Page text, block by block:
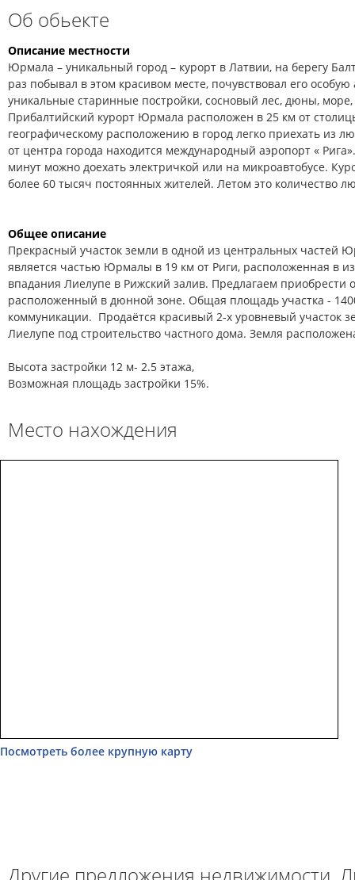
Об обьекте
Описание местности
Юрмала – уникальный город – курорт в Латвии, на берегу
раз побывал в этом красивом месте, почувствовал его
уникальные старинные постройки, сосновый лес, дюны,
Прибалтийский курорт Юрмала расположен в 25 км от
географическому расположению в город легко приехать из
от центра города находится международный аэропорт «
минут можно доехать электричкой или на микроавтобусе.
более 60 тысяч постоянных жителей. Летом это количество
Общее описание
Прекрасный участок земли в одной из центральных частей
является частью Юрмалы в 19 км от Риги, расположенная в
впадания Лиелупе в Рижский залив. Предлагаем приобрести
расположенный в дюнной зоне. Общая площадь участка -
коммуникации. Продаётся красивый 2-х уровневый участок
Лиелупе под строительство частного дома. Земля
Высота застройки 12 м- 2.5 этажа,
Возможная площадь застройки 15%.
Место нахождения
Посмотреть более крупную карту